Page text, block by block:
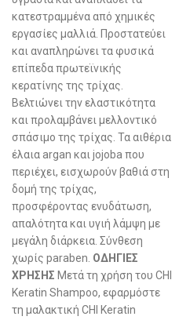
κατεστραμμένα από χημικές
εργασίες μαλλιά. Προστατεύει
και αναπληρώνει τα φυσικά
επίπεδα πρωτεϊνικής
κερατίνης της τρίχας.
Βελτιώνει την ελαστικότητα
και προλαμβάνει μελλοντικό
σπάσιμο της τρίχας. Τα αιθέρια
έλαια argan και jojoba που
περιέχει, εισχωρούν βαθιά στη
δομή της τρίχας,
προσφέροντας ενυδάτωση,
απαλότητα και υγιή λάμψη με
μεγάλη διάρκεια. Σύνθεση
χωρίς paraben. ΟΔΗΓΙΕΣ
ΧΡΗΣΗΣ Μετά τη χρήση του CHI
Keratin Shampoo, εφαρμόστε
τη μαλακτική CHI Keratin